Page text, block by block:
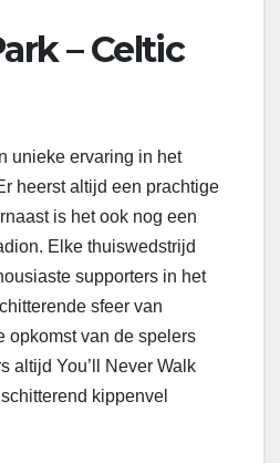
– Celtic
unieke ervaring in het
heerst altijd een prachtige
is het ook nog een
Elke thuiswedstrijd
supporters in het
sfeer van
opkomst van de spelers
altijd You’ll Never Walk
kippenvel